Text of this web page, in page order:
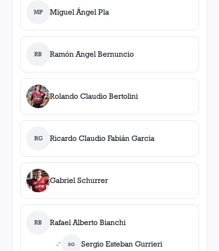
MP Miguel Ángel Pla
RB Ramón Angel Bernuncio
Rolando Claudio Bertolini
RG Ricardo Claudio Fabián Garcia
Gabriel Schurrer
RB Rafael Alberto Bianchi
SG Sergio Esteban Gurrieri